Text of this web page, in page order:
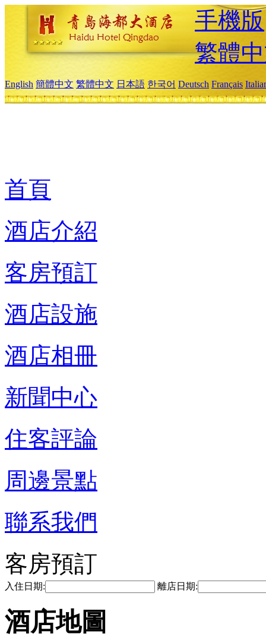
手機版
繁體
English 簡體中文 繁體中文 日本語 한국어 Deutsch Français
首頁
酒店介紹
客房預訂
酒店設施
酒店相冊
新聞中心
住客評論
周邊景點
聯系我們
客房預訂
入住日期: 離店日期:
酒店地圖